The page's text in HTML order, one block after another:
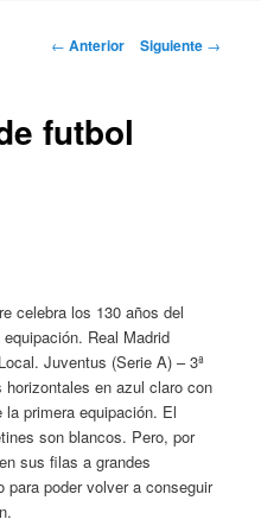
Navegación
← Anterior Siguiente →
futbol
celebra los 130 años del
Real Madrid
Juventus (Serie A) – 3ª
en azul claro con
primera equipación. El
son blancos. Pero, por
sus filas a grandes
para poder volver a conseguir